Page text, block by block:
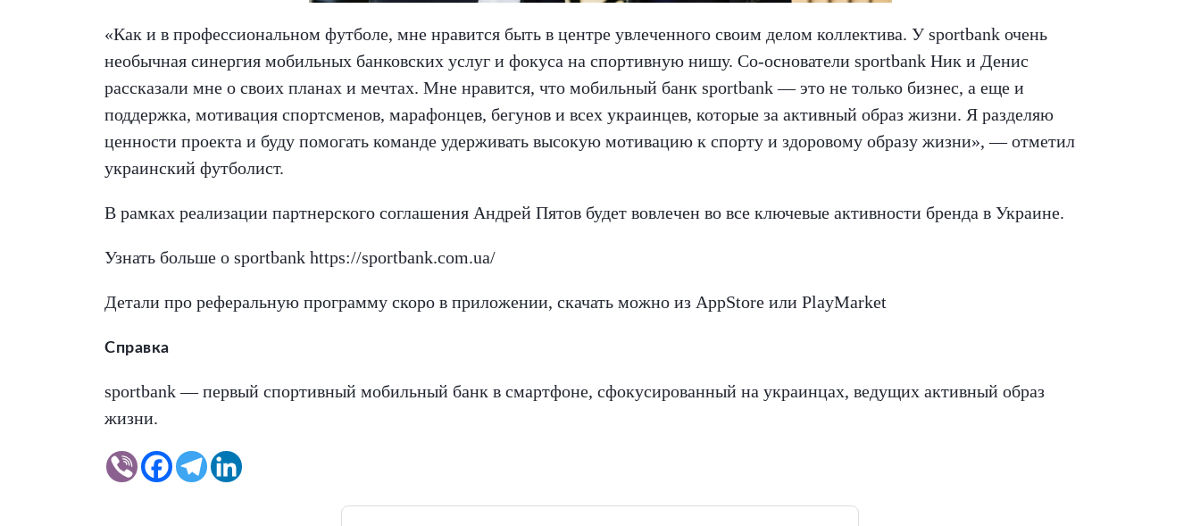
«Как и в профессиональном футболе, мне нравится быть в центре увлеченного своим делом коллектива. У sportbank очень
необычная синергия мобильных банковских услуг и фокуса на спортивную нишу. Со-основатели sportbank Ник и Денис
рассказали мне о своих планах и мечтах. Мне нравится, что мобильный банк sportbank — это не только бизнес, а еще и
поддержка, мотивация спортсменов, марафонцев, бегунов и всех украинцев, которые за активный образ жизни. Я разделяю
ценности проекта и буду помогать команде удерживать высокую мотивацию к спорту и здоровому образу жизни», — отметил
украинский футболист.
В рамках реализации партнерского соглашения Андрей Пятов будет вовлечен во все ключевые активности бренда в Украине.
Узнать больше о sportbank https://sportbank.com.ua/
Детали про реферальную программу скоро в приложении, скачать можно из AppStore или PlayMarket
Справка
sportbank — первый спортивный мобильный банк в смартфоне, сфокусированный на украинцах, ведущих активный образ
жизни.